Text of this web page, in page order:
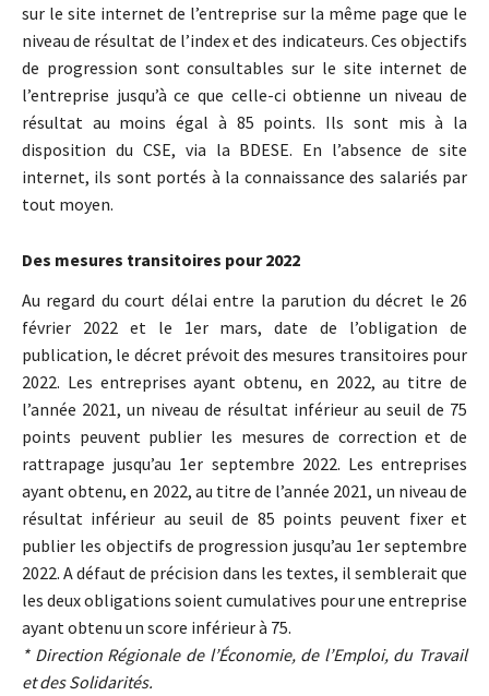
sur le site internet de l’entreprise sur la même page que le
niveau de résultat de l’index et des indicateurs. Ces objectifs
de progression sont consultables sur le site internet de
l’entreprise jusqu’à ce que celle-ci obtienne un niveau de
résultat au moins égal à 85 points. Ils sont mis à la
disposition du CSE, via la BDESE. En l’absence de site
internet, ils sont portés à la connaissance des salariés par
tout moyen.
Des mesures transitoires pour 2022
Au regard du court délai entre la parution du décret le 26
février 2022 et le 1er mars, date de l’obligation de
publication, le décret prévoit des mesures transitoires pour
2022. Les entreprises ayant obtenu, en 2022, au titre de
l’année 2021, un niveau de résultat inférieur au seuil de 75
points peuvent publier les mesures de correction et de
rattrapage jusqu’au 1er septembre 2022. Les entreprises
ayant obtenu, en 2022, au titre de l’année 2021, un niveau de
résultat inférieur au seuil de 85 points peuvent fixer et
publier les objectifs de progression jusqu’au 1er septembre
2022. A défaut de précision dans les textes, il semblerait que
les deux obligations soient cumulatives pour une entreprise
ayant obtenu un score inférieur à 75.
* Direction Régionale de l’Économie, de l’Emploi, du Travail
et des Solidarités.